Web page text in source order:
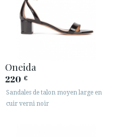
Oneida
220 €
Sandales de talon moyen large en
cuir verni noir